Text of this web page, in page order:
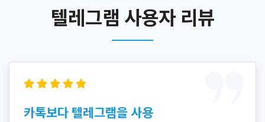
텔레그램 사용자 리뷰
카톡보다 텔레그램을 사용